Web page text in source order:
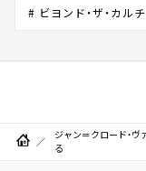
# ビヨンド・ザ・カル
ジャン＝クロード・ヴ
る